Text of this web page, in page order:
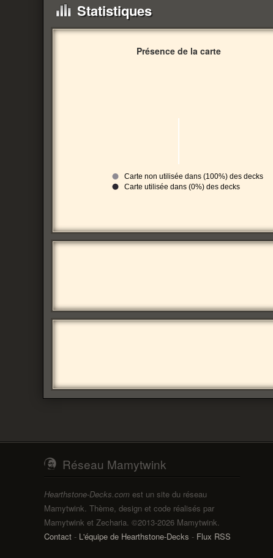
Statistiques
Présence de la carte
Carte non utilisée dans (100%) des decks
Carte utilisée dans (0%) des decks
Réseau Mamytwink
Hearthstone-Decks.com est un site du réseau
Mamytwink. Thème, design et code réalisés par
Mamytwink et Zecharia. ©2013-2026 Mamytwink.
Contact - L'équipe de Hearthstone-Decks - Flux RSS